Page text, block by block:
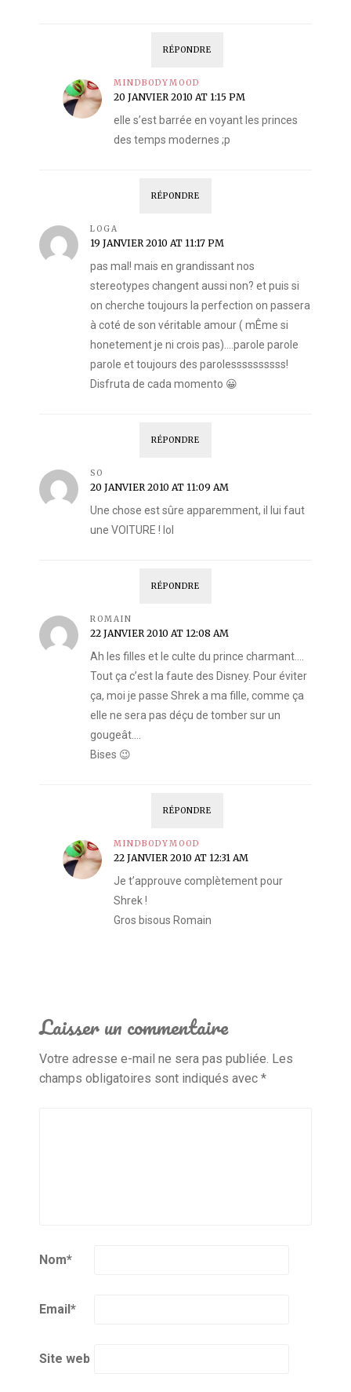
RÉPONDRE
MINDBODYMOOD
20 JANVIER 2010 AT 1:15 PM
elle s’est barrée en voyant les princes
des temps modernes ;p
RÉPONDRE
LOGA
19 JANVIER 2010 AT 11:17 PM
pas mal! mais en grandissant nos
stereotypes changent aussi non? et puis si
on cherche toujours la perfection on passera
à coté de son véritable amour ( mÊme si
honetement je ni crois pas)….parole parole
parole et toujours des parolessssssssss!
Disfruta de cada momento 😀
RÉPONDRE
SO
20 JANVIER 2010 AT 11:09 AM
Une chose est sûre apparemment, il lui faut
une VOITURE ! lol
RÉPONDRE
ROMAIN
22 JANVIER 2010 AT 12:08 AM
Ah les filles et le culte du prince charmant….
Tout ça c’est la faute des Disney. Pour éviter
ça, moi je passe Shrek a ma fille, comme ça
elle ne sera pas déçu de tomber sur un
gougeât….
Bises 😉
RÉPONDRE
MINDBODYMOOD
22 JANVIER 2010 AT 12:31 AM
Je t’approuve complètement pour
Shrek !
Gros bisous Romain
Laisser un commentaire
Votre adresse e-mail ne sera pas publiée. Les
champs obligatoires sont indiqués avec *
Nom*
Email*
Site web